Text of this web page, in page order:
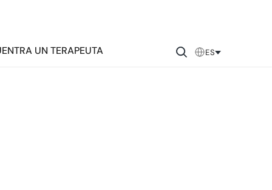
UN TERAPEUTA ES